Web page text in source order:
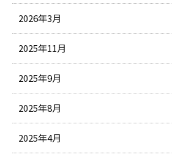
2026年3月
2025年11月
2025年9月
2025年8月
2025年4月